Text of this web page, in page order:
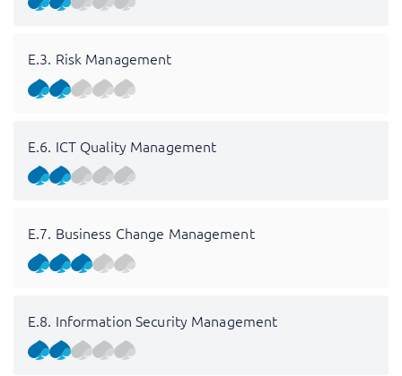
E.3. Risk Management
E.6. ICT Quality Management
E.7. Business Change Management
E.8. Information Security Management